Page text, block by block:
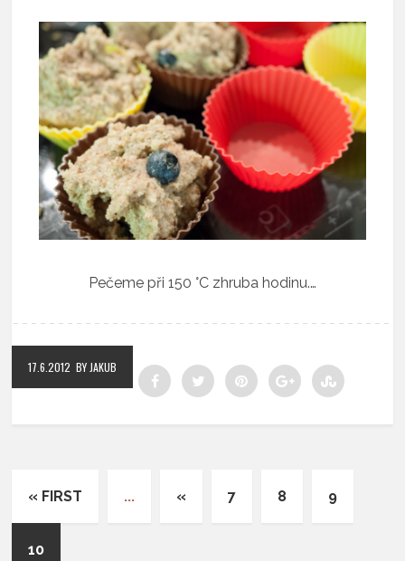
Pečeme při 150 °C zhruba hodinu.…
17.6.2012 BY JAKUB
« FIRST ... « 7 8 9
10